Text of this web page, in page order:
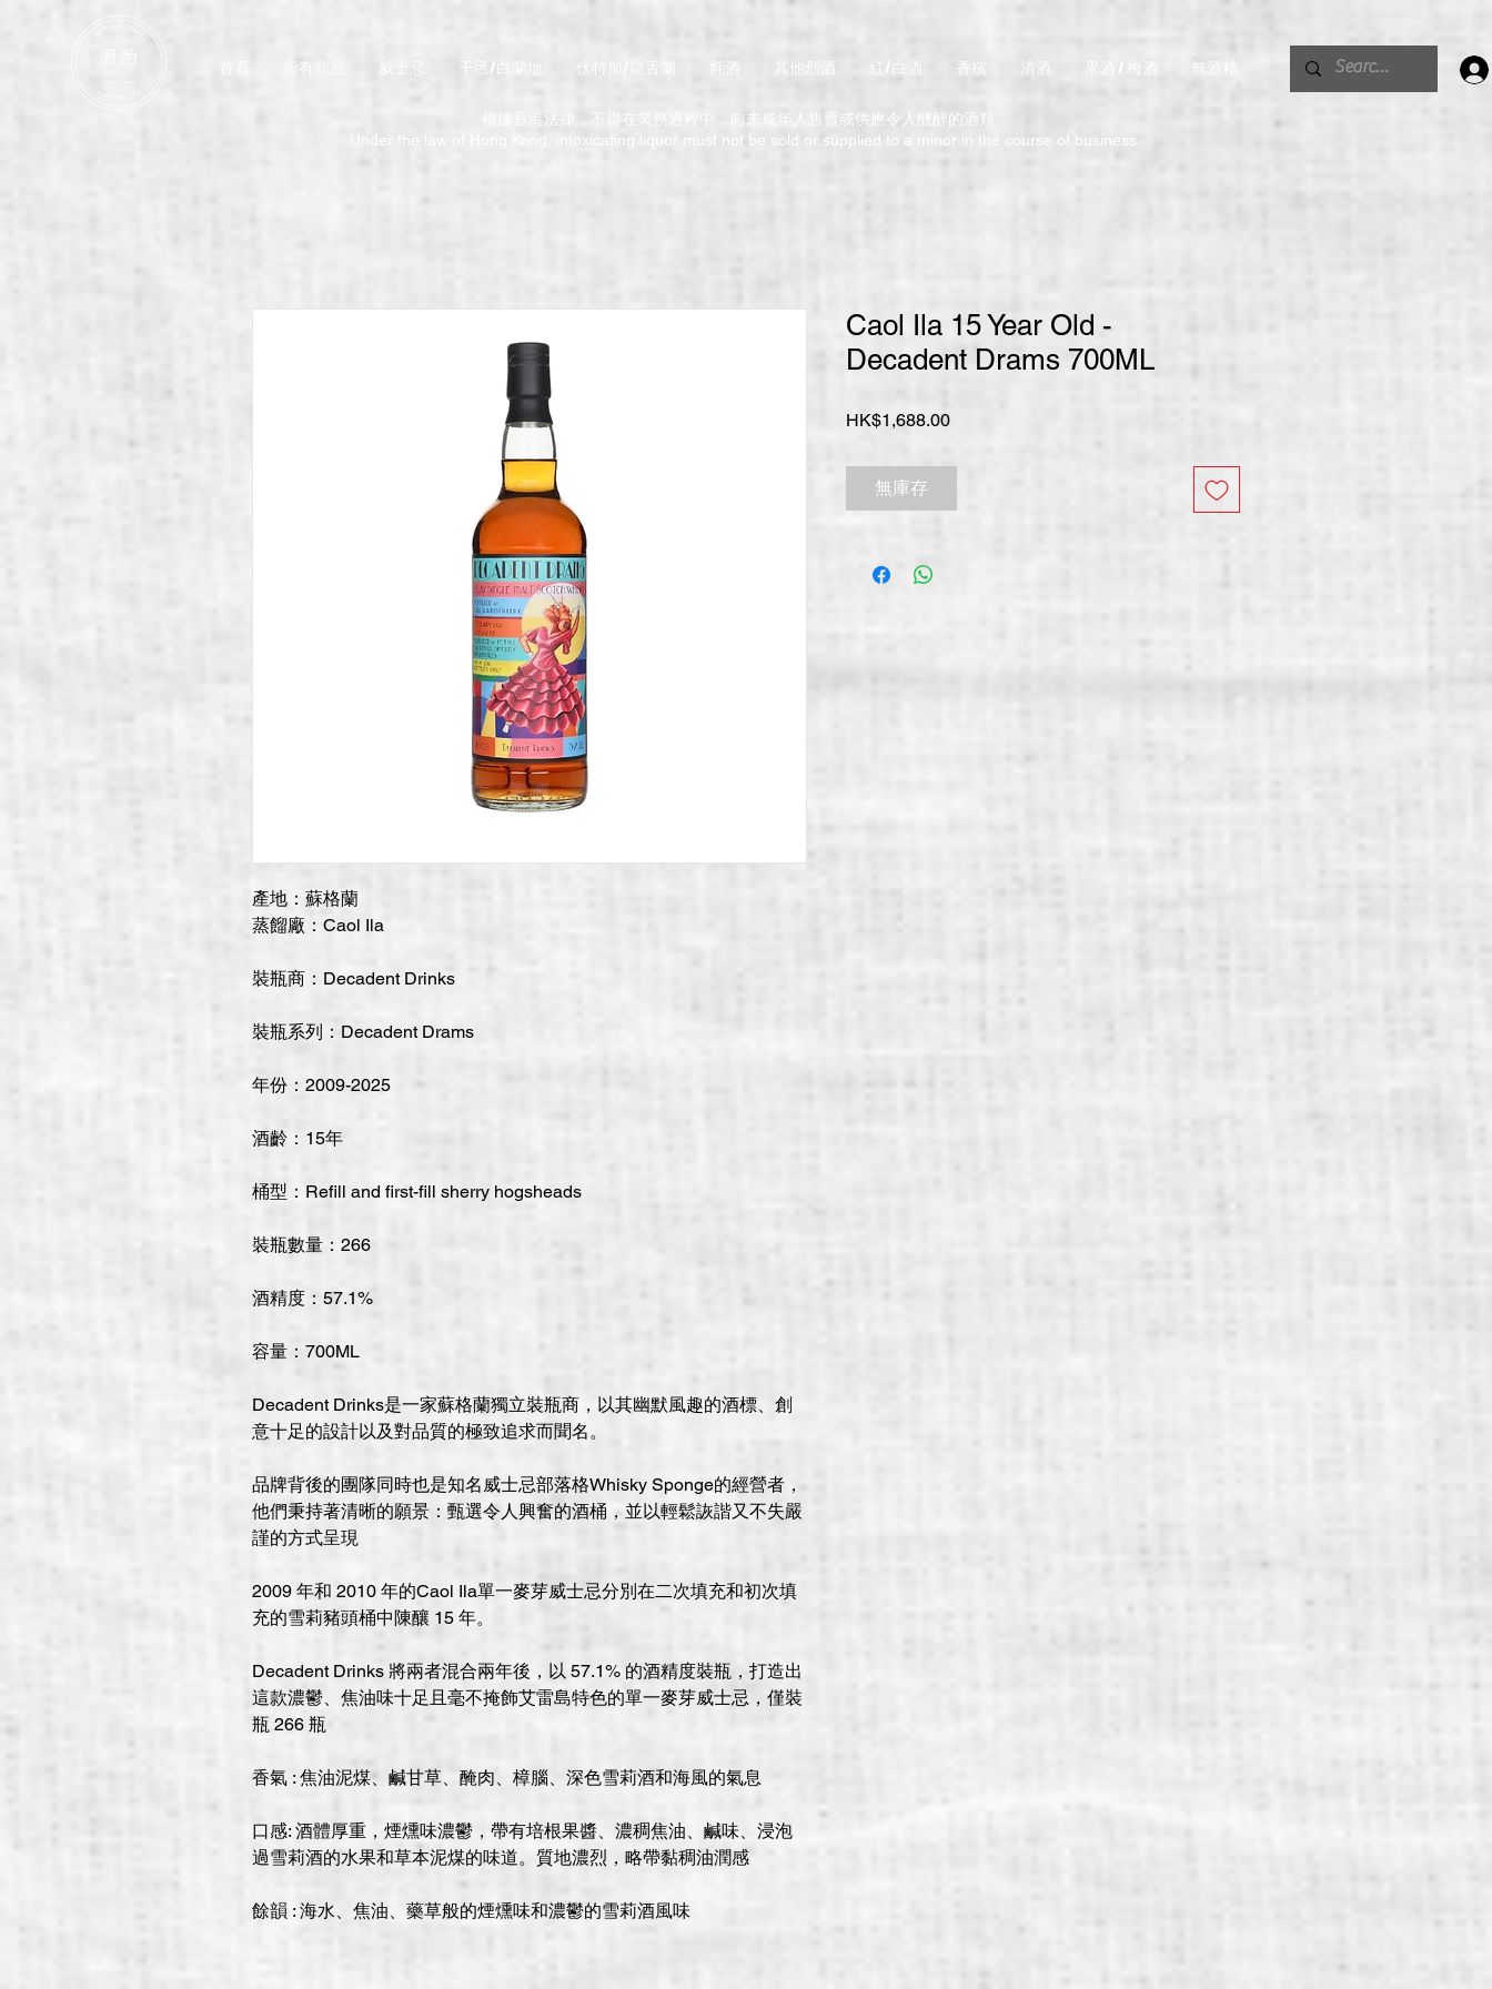
所有商品 威士忌 干邑/白蘭地 伏特加/龍舌蘭 氈酒 其他烈酒 紅/白酒 香檳 清酒 果酒 / 梅酒 無酒精
根據香港法律，不得在業務過程中，向未成年人售賣或供應令人醺醉的酒類。
Under the law of Hong Kong, intoxicating liquor must not be sold or supplied to a minor in the course of business.
產地：蘇格蘭
蒸餾廠：Caol Ila
裝瓶商：Decadent Drinks
裝瓶系列：Decadent Drams
年份：2009-2025
酒齡：15年
桶型：Refill and first-fill sherry hogsheads
裝瓶數量：266
酒精度：57.1%
容量：700ML
Decadent Drinks是一家蘇格蘭獨立裝瓶商，以其幽默風趣的酒標、創
意十足的設計以及對品質的極致追求而聞名。
品牌背後的團隊同時也是知名威士忌部落格Whisky Sponge的經營者，
他們秉持著清晰的願景：甄選令人興奮的酒桶，並以輕鬆詼諧又不失嚴
謹的方式呈現
2009 年和 2010 年的Caol Ila單一麥芽威士忌分別在二次填充和初次填
充的雪莉豬頭桶中陳釀 15 年。
Decadent Drinks 將兩者混合兩年後，以 57.1% 的酒精度裝瓶，打造出
這款濃鬱、焦油味十足且毫不掩飾艾雷島特色的單一麥芽威士忌，僅裝
瓶 266 瓶
香氣 : 焦油泥煤、鹹甘草、醃肉、樟腦、深色雪莉酒和海風的氣息
口感: 酒體厚重，煙燻味濃鬱，帶有培根果醬、濃稠焦油、鹹味、浸泡
過雪莉酒的水果和草本泥煤的味道。質地濃烈，略帶黏稠油潤感
餘韻 : 海水、焦油、藥草般的煙燻味和濃鬱的雪莉酒風味
Caol Ila 15 Year Old -
Decadent Drams 700ML
HK$1,688.00價
無庫存